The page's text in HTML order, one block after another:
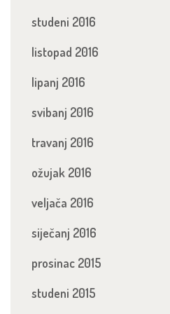
studeni 2016
listopad 2016
lipanj 2016
svibanj 2016
travanj 2016
ožujak 2016
veljača 2016
siječanj 2016
prosinac 2015
studeni 2015